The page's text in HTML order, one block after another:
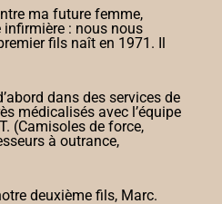
ma future femme,
infirmière : nous nous
fils naît en 1971. Il
dans des services de
médicalisés avec l’équipe
(Camisoles de force,
à outrance,
deuxième fils, Marc.